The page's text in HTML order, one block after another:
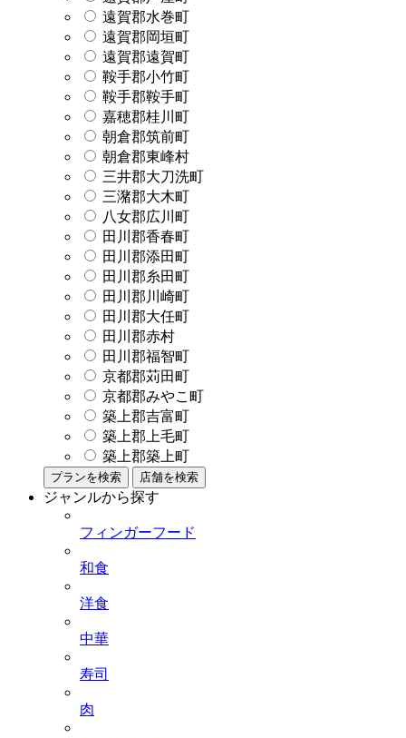
遠賀郡水巻町
遠賀郡岡垣町
遠賀郡遠賀町
鞍手郡小竹町
鞍手郡鞍手町
嘉穂郡桂川町
朝倉郡筑前町
朝倉郡東峰村
三井郡大刀洗町
三潴郡大木町
八女郡広川町
田川郡香春町
田川郡添田町
田川郡糸田町
田川郡川崎町
田川郡大任町
田川郡赤村
田川郡福智町
京都郡苅田町
京都郡みやこ町
築上郡吉富町
築上郡上毛町
築上郡築上町
プランを検索 店舗を検索
ジャンルから探す
フィンガーフード
和食
洋食
中華
寿司
肉